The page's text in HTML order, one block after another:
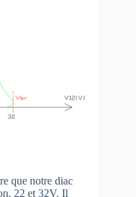
que notre diac
22 et 32V. Il